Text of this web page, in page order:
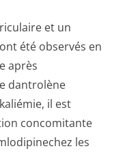
et un
été observés en
après
dantrolène
il est
concomitante
les